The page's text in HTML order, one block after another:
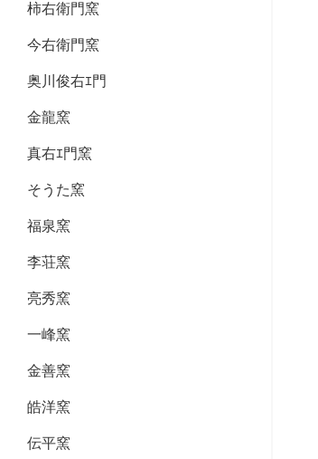
柿右衛門窯
今右衛門窯
奥川俊右ｴ門
金龍窯
真右ｴ門窯
そうた窯
福泉窯
李荘窯
亮秀窯
一峰窯
金善窯
皓洋窯
伝平窯